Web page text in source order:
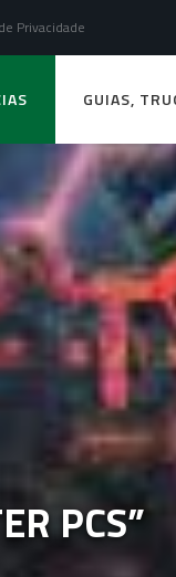
Privacidade
GUIAS,
PCS”